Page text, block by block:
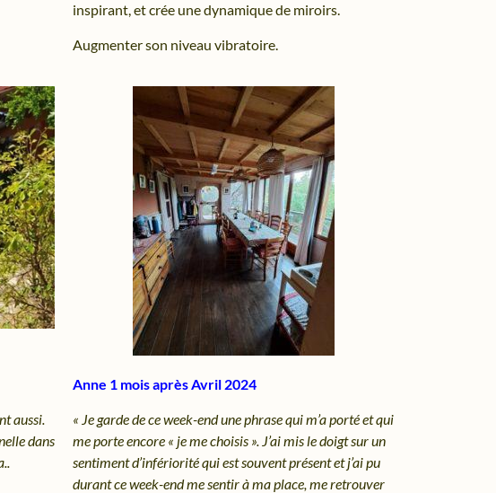
inspirant, et crée une dynamique de miroirs.
Augmenter son niveau vibratoire.
aussi.
dans
Anne 1 mois après Avril 2024
« Je garde de ce week-end une phrase qui m’a porté et qui
me porte encore « je me choisis ». J’ai mis le doigt sur un
sentiment d’infériorité qui est souvent présent et j’ai pu
durant ce week-end me sentir à ma place, me retrouver